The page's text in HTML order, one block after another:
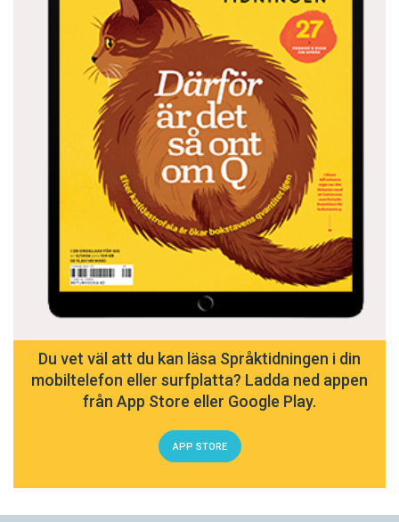
Du vet väl att du kan läsa Språktidningen i din
mobiltelefon eller surfplatta? Ladda ned appen
från App Store eller Google Play.
APP STORE